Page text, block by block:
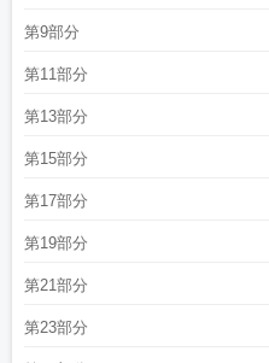
第9部分
第11部分
第13部分
第15部分
第17部分
第19部分
第21部分
第23部分